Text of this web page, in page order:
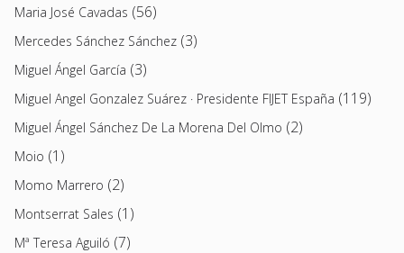
Maria José Cavadas (56)
Mercedes Sánchez Sánchez (3)
Miguel Ángel García (3)
Miguel Angel Gonzalez Suárez · Presidente FIJET España (119)
Miguel Ángel Sánchez De La Morena Del Olmo (2)
Moio (1)
Momo Marrero (2)
Montserrat Sales (1)
Mª Teresa Aguiló (7)